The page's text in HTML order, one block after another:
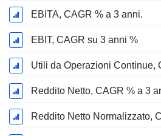
EBITA, CAGR % a 3 anni.
EBIT, CAGR su 3 anni %
Reddito Netto, CAGR % a 3
Reddito Netto Normalizzato,